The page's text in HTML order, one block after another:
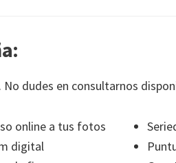
dudes en consultarnos
online a tus fotos
digital